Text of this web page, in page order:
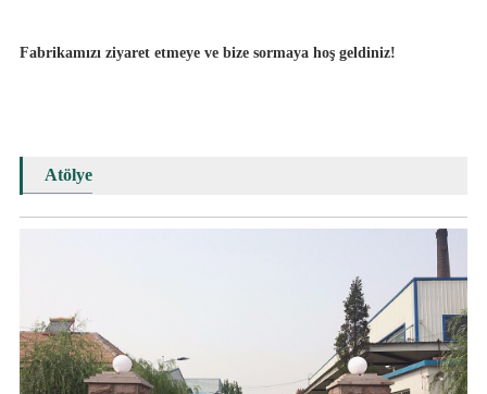
Fabrikamızı ziyaret etmeye ve bize sormaya hoş geldiniz!
Atölye